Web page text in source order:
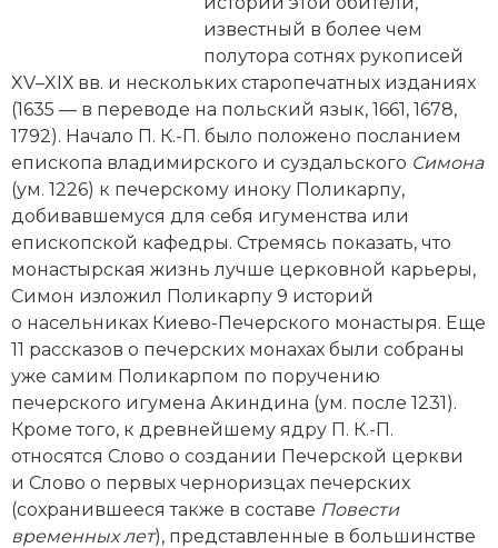
Генеалогия, геральдика
Государство и право
Европа
Империи
Историческая география и топонимика
История материальной и духовной культуры
История международных отношений
История, философия, теория и методология
исторического знания
Итория международных отношений
Латинская Америка
Новая история
известный в более чем
полутора сотнях рукописей
XV–XIХ вв. и нескольких старопечатных изданиях
(1635 — в переводе на польский язык, 1661, 1678,
1792). Начало П. К.-П. было положено посланием
епископа владимирского и суздальского Симона
(ум. 1226) к печерскому иноку Поликарпу,
добивавшемуся для себя игуменства или
епископской кафедры. Стремясь показать, что
монастырская жизнь лучше церковной карьеры,
Симон изложил Поликарпу 9 историй
о насельниках Киево-Печерского монастыря. Еще
11 рассказов о печерских монахах были собраны
уже самим Поликарпом по поручению
печерского игумена Акиндина (ум. после 1231).
Кроме того, к древнейшему ядру П. К.-П.
относятся Слово о создании Печерской церкви
и Слово о первых черноризцах печерских
(сохранившееся также в составе Повести
временных лет), представленные в большинстве